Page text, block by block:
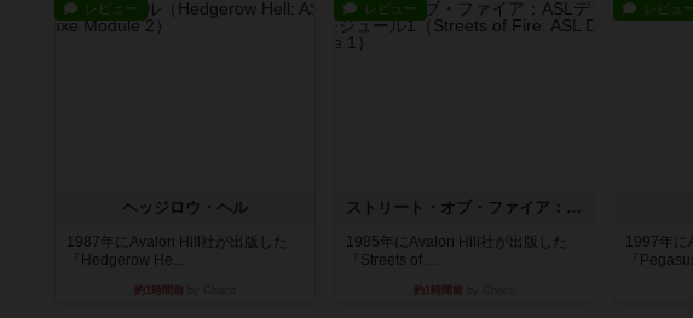
レビュー
ヘッジロウ・ヘル
1987年にAvalon Hill社が出版した
『Hedgerow He...
約1時間前
レビュー
ストリート・オブ・ファイア：ASLデラックスモジュール1
1985年にAvalon Hill社が出版した
『Streets of ...
約1時間前
レビュ
1997年に
『